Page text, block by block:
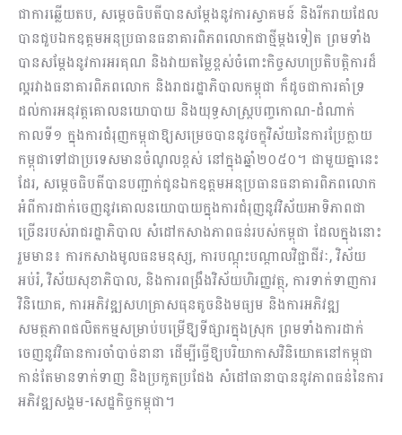
ជាការឆ្លើយតប, សម្ដេចធិបតីបានសម្ដែងនូវការស្វាគមន៍ និងរីករាយដែល
បានជួបឯកឧត្តមអនុប្រធានធនាគារពិភពលោកជាថ្មីម្ដងទៀត ព្រមទាំង
បានសម្ដែងនូវការអរគុណ និងវាយតម្លៃខ្ពស់ចំពោះកិច្ចសហប្រតិបត្តិការដ៏
ល្អរវាងធនាគារពិភពលោក និងរាជរដ្ឋាភិបាលកម្ពុជា ក៏ដូចជាការគាំទ្រ
ដល់ការអនុវត្តគោលនយោបាយ និងយុទ្ធសាស្ត្របញ្ចកោណ-ដំណាក់
កាលទី១ ក្នុងការជំរុញកម្ពុជាឱ្យសម្រេចបាននូវចក្ខុវិស័យនៃការប្រែក្លាយ
កម្ពុជាទៅជាប្រទេសមានចំណូលខ្ពស់ នៅក្នុងឆ្នាំ២០៥០។ ជាមួយគ្នានេះ
ដែរ, សម្ដេចធិបតីបានបញ្ជាក់ជូនឯកឧត្តមអនុប្រធានធនាគារពិភពលោក
អំពីការដាក់ចេញនូវគោលនយោបាយក្នុងការជំរុញនូវវិស័យអាទិភាពជា
ច្រើនរបស់រាជរដ្ឋាភិបាល សំដៅកសាងភាពធន់របស់កម្ពុជា ដែលក្នុងនោះ
រួមមាន៖ ការកសាងមូលធនមនុស្ស, ការបណ្ដុះបណ្ដាលវិជ្ជាជីវៈ, វិស័យ
អប់រំ, វិស័យសុខាភិបាល, និងការពង្រឹងវិស័យហិរញ្ញវត្ថុ, ការទាក់ទាញការ
វិនិយោគ, ការអភិវឌ្ឍសហគ្រាសធុនតូចនិងមធ្យម និងការអភិវឌ្ឍ
សមត្ថភាពផលិតកម្មសម្រាប់បម្រើឱ្យទីផ្សារក្នុងស្រុក ព្រមទាំងការដាក់
ចេញនូវវិធានការចាំបាច់នានា ដើម្បីធ្វើឱ្យបរិយាកាសវិនិយោគនៅកម្ពុជា
កាន់តែមានទាក់ទាញ និងប្រកួតប្រជែង សំដៅធានាបាននូវភាពធន់នៃការ
អភិវឌ្ឍសង្គម-សេដ្ឋកិច្ចកម្ពុជា។